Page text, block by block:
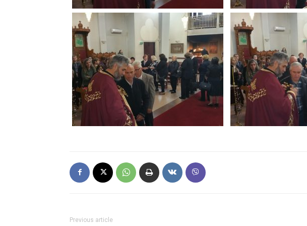
Previous article